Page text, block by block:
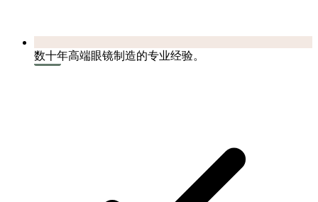
数十年高端眼镜制造的专业经验。